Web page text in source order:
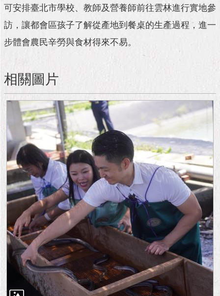
資
開
放
宣
隱
權
訊
安
全
政
策
RSS
絡
我
們
（陳
可安排臺北市學校、教師及營養師前往雲林進行實地參
訪，讓都會區孩子了解從產地到餐桌的生產過程，進一
步體會農民辛勞與食材得來不易。
相關圖片